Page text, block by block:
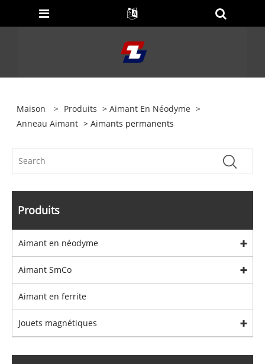
Maison > Produits >Aimant En Néodyme >
Anneau Aimant > Aimants permanents
Produits
Aimant en néodyme
Aimant SmCo
Aimant en ferrite
Jouets magnétiques